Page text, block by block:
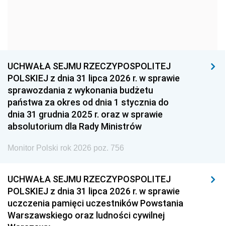
1954 1953 1952
1951 1950
1948 1947 1946
1939 1938
UCHWAŁA SEJMU RZECZYPOSPOLITEJ
POLSKIEJ z dnia 31 lipca 2026 r. w sprawie
sprawozdania z wykonania budżetu
państwa za okres od dnia 1 stycznia do
dnia 31 grudnia 2025 r. oraz w sprawie
absolutorium dla Rady Ministrów
Monitor Polski rok 2026 poz. 756
UCHWAŁA SEJMU RZECZYPOSPOLITEJ
POLSKIEJ z dnia 31 lipca 2026 r. w sprawie
uczczenia pamięci uczestników Powstania
Warszawskiego oraz ludności cywilnej